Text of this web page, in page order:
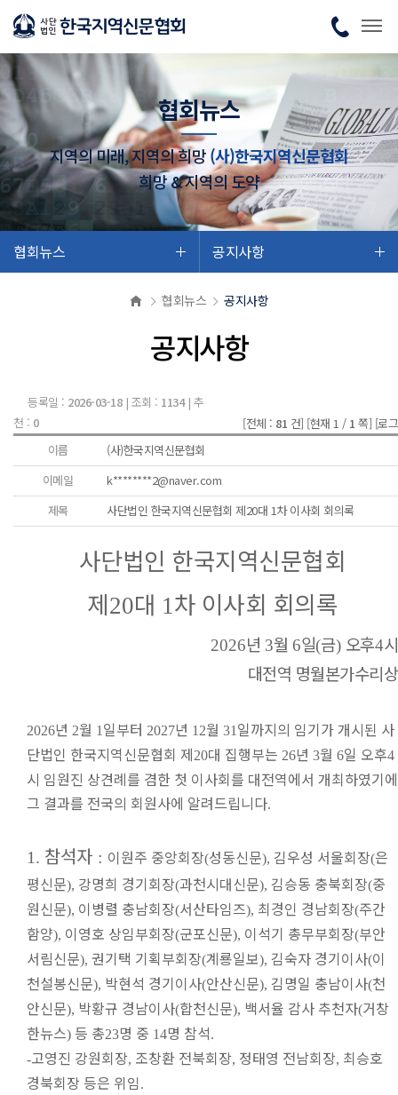
협회뉴스
지역의 미래, 지역의 희망(사)한국지역신문협회
희망 & 지역의 도약
협회뉴스 공지사항
협회뉴스 공지사항
공지사항
등록일 : 2026-03-18| 조회 : 1134| 추
천 : 0 [전체 : 81 건] [현재 1 / 1 쪽] [로
이름
(사)한국지역신문협회
이메일
k********2@naver.com
제목
사단법인 한국지역신문협회 제20대 1차 이사회 회의록
사단법인 한국지역신문협회
제20대 1차 이사회 회의록
2026년 3월 6일(금) 오후4시
대전역 명월본가수리상
2026년 2월 1 일부터 2027년 12월 31 일까지의 임기가 개시된 사
단법인 한국지역신문협회 제20대 집행부는 26년 3월 6일 오후4
시 임원진 상견례를 겸한 첫 이사회를 대전역에서 개최하였기에
그 결과를 전국의 회원사에 알려드립니다.
1. 참석자 : 이원주 중앙회장(성동신문), 김우성 서울회장(은
평신문), 강명희 경기회장(과천시대신문), 김승동 충북회장(중
원신문), 이병렬 충남회장(서산타임즈), 최경인 경남회장(주간
함양), 이영호 상임부회장(군포신문), 이석기 총무부회장(부안
서림신문), 권기택 기획부회장(계룡일보), 김숙자 경기이사(이
천설봉신문), 박현석 경기이사(안산신문), 김명일 충남이사(천
안신문), 박황규 경남이사(합천신문), 백서율 감사 추천자(거창
한뉴스) 등 총23명 중 14명 참석.
-고영진 강원회장, 조창환 전북회장, 정태영 전남회장, 최승호
경북회장 등은 위임.